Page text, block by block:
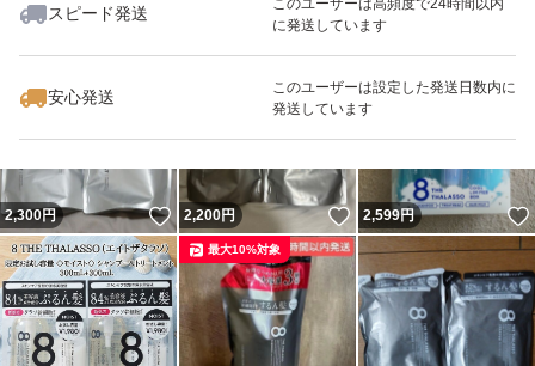
スピード発送
このユーザーは高頻度で24時間以内
に発送しています
安心発送
このユーザーは設定した発送日数内に
発送しています
いいね！
2,380
2,300円 いいね！
2,200円 いいね！
2,599円
最大10%対象